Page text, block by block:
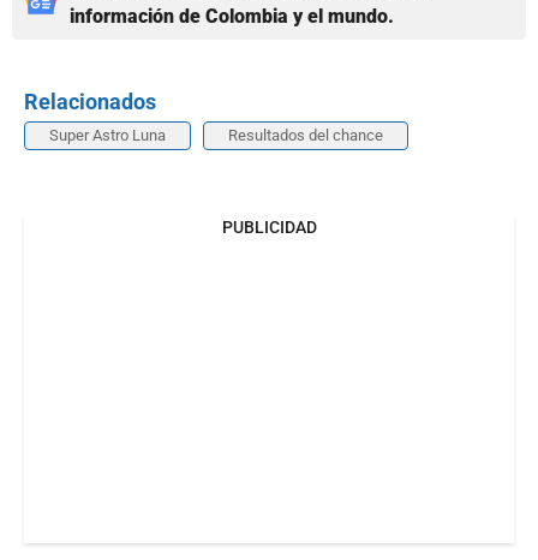
información de Colombia y el mundo.
Relacionados
Super Astro Luna Resultados del chance
PUBLICIDAD